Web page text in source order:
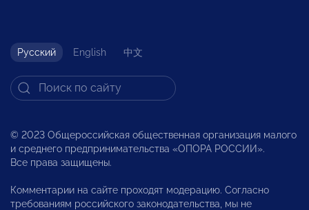
Русский English 中文
© 2023 Общероссийская общественная организация малого
и среднего предпринимательства «ОПОРА РОССИИ».
Все права защищены.
Комментарии на сайте проходят модерацию. Согласно
требованиям российского законодательства, мы не